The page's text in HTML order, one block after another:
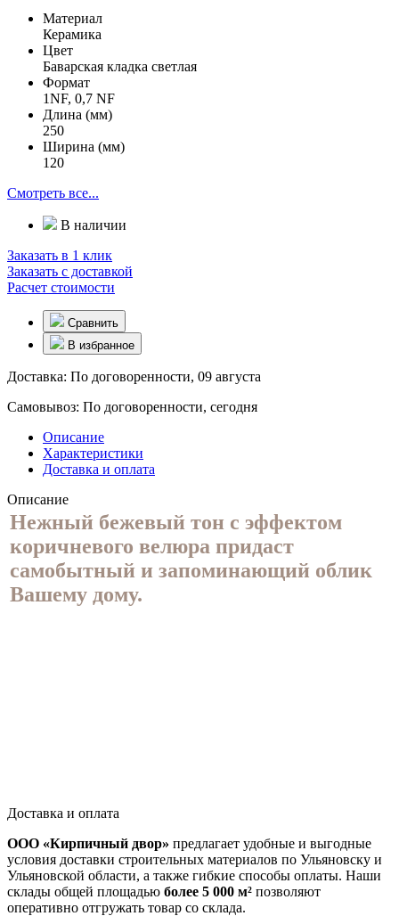
Материал
Керамика
Цвет
Баварская кладка светлая
Формат
1NF, 0,7 NF
Длина (мм)
250
Ширина (мм)
120
Смотреть все...
В наличии
Заказать в 1 клик
Заказать с доставкой
Расчет стоимости
Сравнить
В избранное
Доставка: По договоренности, 09 августа
Самовывоз: По договоренности, сегодня
Описание
Характеристики
Доставка и оплата
Описание
Нежный бежевый тон с эффектом
коричневого велюра придаст
самобытный и запоминающий облик
Вашему дому.
Доставка и оплата
ООО «Кирпичный двор» предлагает удобные и выгодные
условия доставки строительных материалов по Ульяновску и
Ульяновской области, а также гибкие способы оплаты. Наши
склады общей площадью более 5 000 м² позволяют
оперативно отгружать товар со склада.